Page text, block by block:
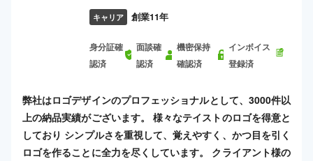
キャリア 創業11年
身分証確
認済
面談確
認済
機密保持
確認済
インボイス
登録済
弊社はロゴデザインのプロフェッショナルとして、3000件以
上の納品実績がございます。 様々なテイストのロゴを得意と
しており シンプルさを重視して、覚えやすく、かつ目を引く
ロゴを作ることに全力を尽くしています。 クライアント様の